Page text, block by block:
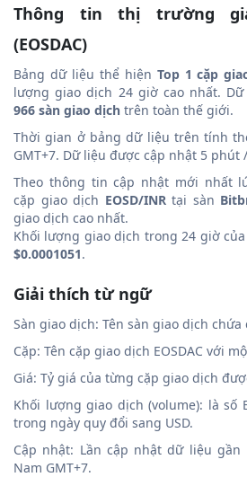
Thông tin thị trường
(EOSDAC)
Bảng dữ liệu thể hiện Top 1 cặp
lượng giao dịch 24 giờ cao nhất.
966 sàn giao dịch trên toàn thế giới.
Thời gian ở bảng dữ liệu trên tính
GMT+7. Dữ liệu được cập nhật 5 phút
Theo thông tin cập nhật mới nhất
cặp giao dịch EOSD/INRtại sàn
giao dịch cao nhất.
Khối lượng giao dịch trong 24 giờ của
$0.0001051.
Giải thích từ ngữ
Sàn giao dịch: Tên sàn giao dịch chứa
Cặp: Tên cặp giao dịch EOSDAC với
Giá: Tỷ giá của từng cặp giao dịch
Khối lượng giao dịch (volume): là số
trong ngày quy đổi sang USD.
Cập nhật: Lần cập nhật dữ liệu
Nam GMT+7.